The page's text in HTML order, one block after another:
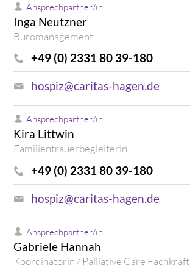
Ansprechpartner/in
Inga Neutzner
Büromanagement
+49 (0) 2331 80 39-180
hospiz@caritas-hagen.de
Ansprechpartner/in
Kira Littwin
Familientrauerbegleiterin
+49 (0) 2331 80 39-180
hospiz@caritas-hagen.de
Ansprechpartner/in
Gabriele Hannah
Koordinatorin / Palliative Care Fachkraft